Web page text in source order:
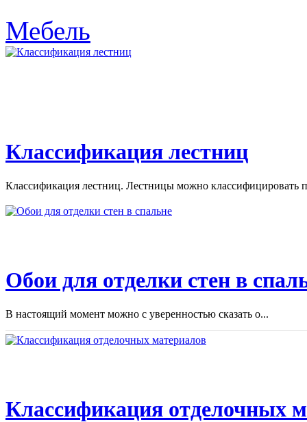
Мебель
Классификация лестниц
Классификация лестниц. Лестницы можно классифицировать
Обои для отделки стен в
В настоящий момент можно с уверенностью сказать о...
Классификация отделочных